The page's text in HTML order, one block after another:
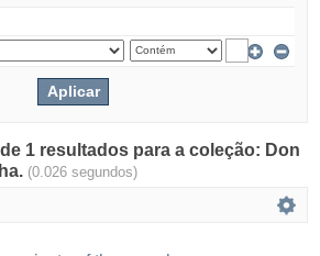
1 resultados para a coleção: Don
(0.026 segundos)